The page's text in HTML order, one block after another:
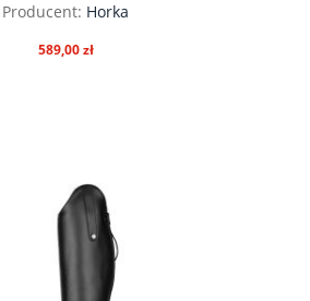
Producent: Horka
589,00 zł
do koszyka